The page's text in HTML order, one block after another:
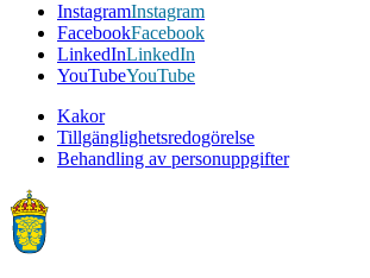
InstagramInstagram
FacebookFacebook
LinkedInLinkedIn
YouTubeYouTube
Kakor
Tillgänglighetsredogörelse
Behandling av personuppgifter